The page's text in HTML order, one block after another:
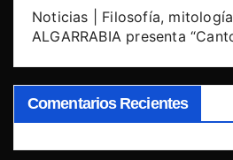
Noticias | Filosofía,
ALGARRABIA presenta
Comentarios Recientes